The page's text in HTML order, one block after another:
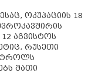
ოკუპაციის 18
აგვისტოს
რუსეთი
მათი